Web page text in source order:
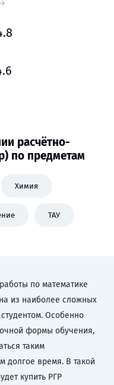
расчётно-
по предметам
Химия
ТАУ
по математике
из наиболее сложных
Особенно
формы обучения,
таким
долгое время. В такой
купить РГР